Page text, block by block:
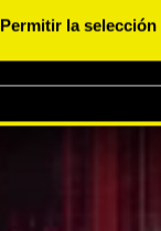
Permitir la selección